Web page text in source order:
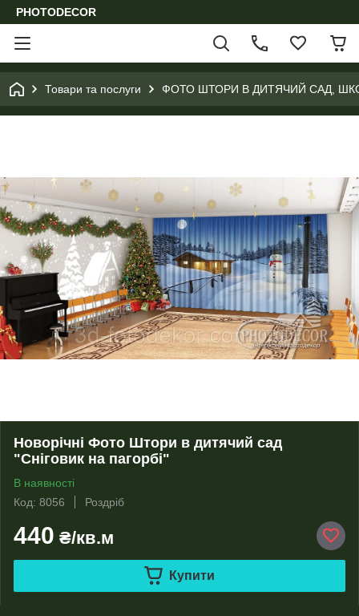
PHOTODECOR
Товари та послуги ФОТО ШТОРИ В ДИТЯЧИЙ САД,
Новорічні Фото Штори в дитячий сад
"Сніговик на пагорбі"
В наявності
Код: 8056
Роздріб
440 ₴/кв.м
Купити